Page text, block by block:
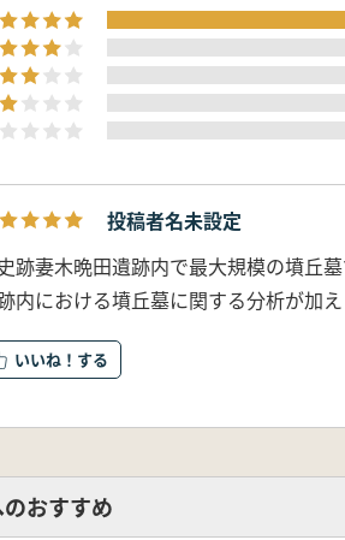
投稿者名未設定
跡妻木晩田遺跡内で最大規模の墳丘
内における墳丘墓に関する分析が加
いいね！
おすすめ